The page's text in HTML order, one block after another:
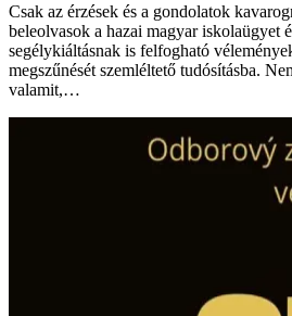
Csak az érzések és a gondolatok
beleolvasok a hazai magyar iskolaügyet
segélykiáltásnak is felfogható
megszűnését szemléltető tudósításba.
valamit,…